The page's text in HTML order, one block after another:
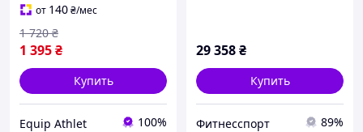
от 140₴/мес
1 395₴
1 720 ₴
Купить
Equip Athlet 100%
29 358₴
Купить
Фитнесспорт 89%